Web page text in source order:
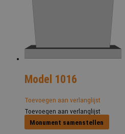
Model 1016
Toevoegen aan verlanglijst
Toevoegen aan verlanglijst
Monument samenstellen